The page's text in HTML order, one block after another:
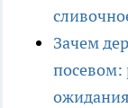
Зачем
посевом:
ожидания